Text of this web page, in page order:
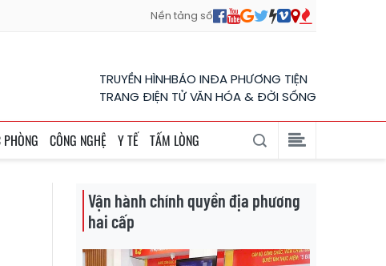
Nền tảng số
TRUYỀN HÌNHBÁO INĐA PHƯƠNG TIỆN
TRANG ĐIỆN TỬ VĂN HÓA & ĐỜI SỐNG
CÔNG NGHỆ Y TẾ TẤM LÒNG
Vận hành chính quyền địa phương
hai cấp